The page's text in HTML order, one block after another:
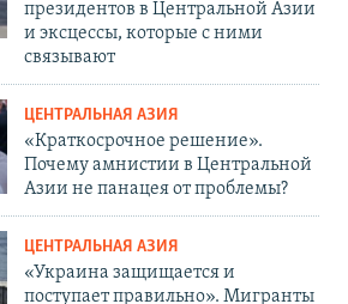
президентов в Центральной Азии
и эксцессы, которые с ними
связывают
ЦЕНТРАЛЬНАЯ АЗИЯ
«Краткосрочное решение».
Почему амнистии в Центральной
Азии не панацея от проблемы?
ЦЕНТРАЛЬНАЯ АЗИЯ
«Украина защищается и
поступает правильно». Мигранты